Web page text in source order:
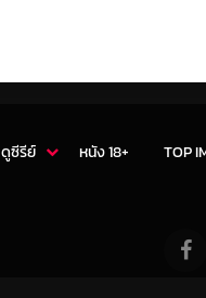
ดูซีรีย์ หนัง 18+ TOP